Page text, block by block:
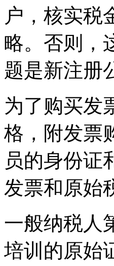
户，核实税
略。否则，
题是新注册
为了购买发
格，附发票
员的身份证
发票和原始
一般纳税人
培训的原始